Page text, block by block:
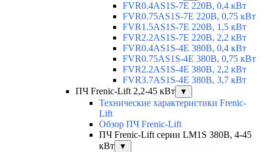
FVR0.4AS1S-7E 220В, 0,4 кВт
FVR0.75AS1S-7E 220В, 0,75 кВт
FVR1.5AS1S-7E 220В, 1,5 кВт
FVR2.2AS1S-7E 220В, 2,2 кВт
FVR0.4AS1S-4E 380В, 0,4 кВт
FVR0.75AS1S-4E 380В, 0,75 кВт
FVR2.2AS1S-4E 380В, 2,2 кВт
FVR3.7AS1S-4E 380В, 3,7 кВт
ПЧ Frenic-Lift 2,2-45 кВт
▼
Технические характеристики Frenic-
Lift
Обзор ПЧ Frenic-Lift
ПЧ Frenic-Lift серии LM1S 380В, 4-45
кВт
▼